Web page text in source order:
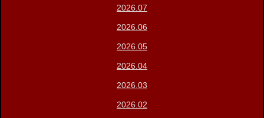
2026.07
2026.06
2026.05
2026.04
2026.03
2026.02